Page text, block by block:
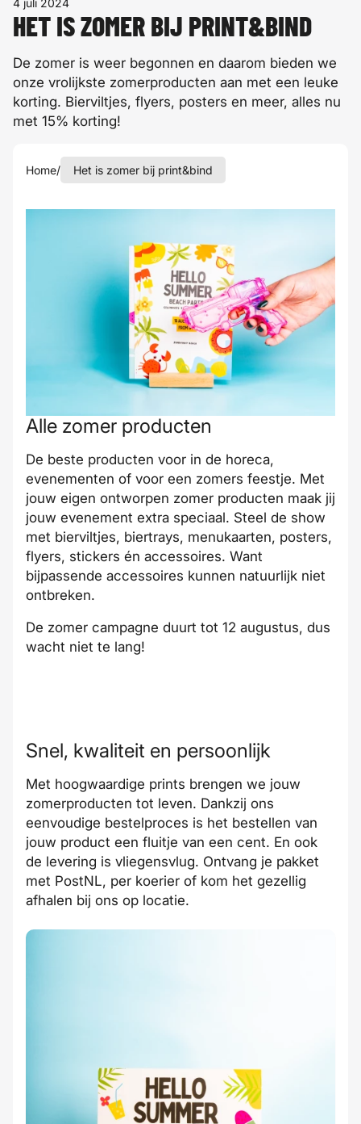
4 juli 2024
HET IS ZOMER BIJ PRINT&BIND
De zomer is weer begonnen en daarom bieden we
onze vrolijkste zomerproducten aan met een leuke
korting. Bierviltjes, flyers, posters en meer, alles nu
met 15% korting!
Home/ Het is zomer bij print&bind
Alle zomer producten
De beste producten voor in de horeca,
evenementen of voor een zomers feestje. Met
jouw eigen ontworpen zomer producten maak jij
jouw evenement extra speciaal. Steel de show
met bierviltjes, biertrays, menukaarten, posters,
flyers, stickers én accessoires. Want
bijpassende accessoires kunnen natuurlijk niet
ontbreken.
De zomer campagne duurt tot 12 augustus, dus
wacht niet te lang!
Snel, kwaliteit en persoonlijk
Met hoogwaardige prints brengen we jouw
zomerproducten tot leven. Dankzij ons
eenvoudige bestelproces is het bestellen van
jouw product een fluitje van een cent. En ook
de levering is vliegensvlug. Ontvang je pakket
met PostNL, per koerier of kom het gezellig
afhalen bij ons op locatie.